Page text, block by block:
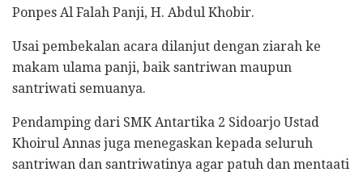
Ponpes Al Falah Panji, H. Abdul Khobir.
Usai pembekalan acara dilanjut dengan ziarah ke
makam ulama panji, baik santriwan maupun
santriwati semuanya.
Pendamping dari SMK Antartika 2 Sidoarjo Ustad
Khoirul Annas juga menegaskan kepada seluruh
santriwan dan santriwatinya agar patuh dan mentaati